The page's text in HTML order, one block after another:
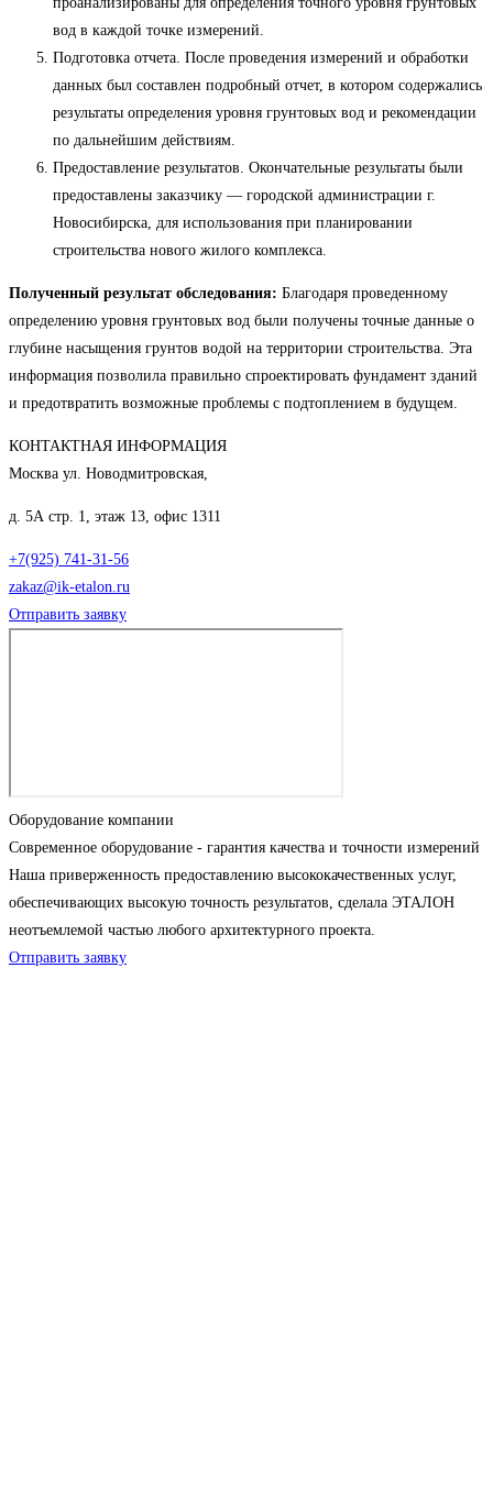
вод в каждой точке измерений.
Подготовка отчета. После проведения измерений и обработки
данных был составлен подробный отчет, в котором содержались
результаты определения уровня грунтовых вод и рекомендации
по дальнейшим действиям.
Предоставление результатов. Окончательные результаты были
предоставлены заказчику — городской администрации г.
Новосибирска, для использования при планировании
строительства нового жилого комплекса.
Полученный результат обследования: Благодаря проведенному
определению уровня грунтовых вод были получены точные данные о
глубине насыщения грунтов водой на территории строительства. Эта
информация позволила правильно спроектировать фундамент зданий
и предотвратить возможные проблемы с подтоплением в будущем.
КОНТАКТНАЯ ИНФОРМАЦИЯ
Москва ул. Новодмитровская,
д. 5А стр. 1, этаж 13, офис 1311
+7(925) 741-31-56
zakaz@ik-etalon.ru
Отправить заявку
Оборудование компании
Современное оборудование - гарантия качества и точности измерений
Наша приверженность предоставлению высококачественных услуг,
обеспечивающих высокую точность результатов, сделала ЭТАЛОН
неотъемлемой частью любого архитектурного проекта.
Отправить заявку